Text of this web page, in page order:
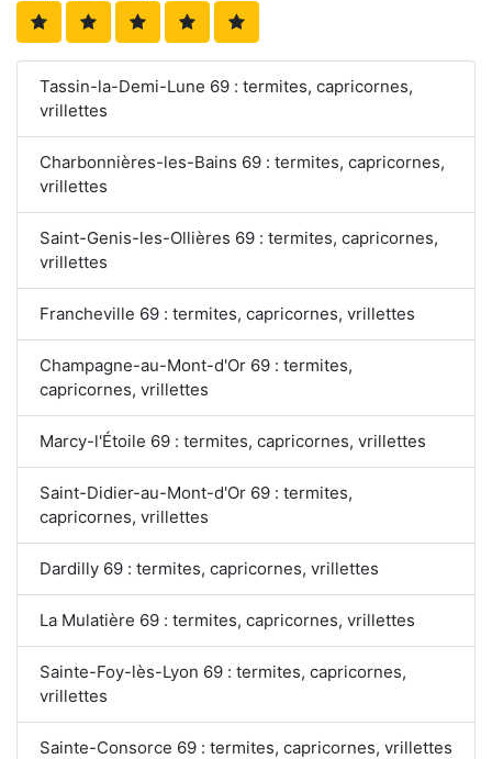
Tassin-la-Demi-Lune 69 : termites, capricornes,
vrillettes
Charbonnières-les-Bains 69 : termites, capricornes,
vrillettes
Saint-Genis-les-Ollières 69 : termites, capricornes,
vrillettes
Francheville 69 : termites, capricornes, vrillettes
Champagne-au-Mont-d'Or 69 : termites,
capricornes, vrillettes
Marcy-l'Étoile 69 : termites, capricornes, vrillettes
Saint-Didier-au-Mont-d'Or 69 : termites,
capricornes, vrillettes
Dardilly 69 : termites, capricornes, vrillettes
La Mulatière 69 : termites, capricornes, vrillettes
Sainte-Foy-lès-Lyon 69 : termites, capricornes,
vrillettes
Sainte-Consorce 69 : termites, capricornes, vrillettes